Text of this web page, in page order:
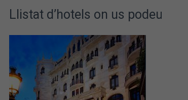
Llistat d’hotels on us podeu